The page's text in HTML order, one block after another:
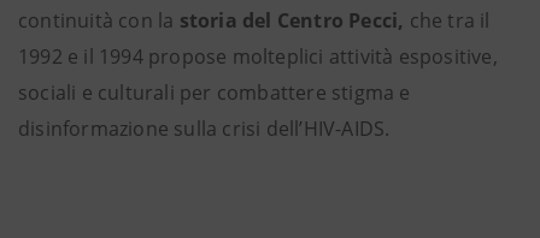
continuità con la storia del Centro Pecci, che tra il
1992 e il 1994 propose molteplici attività espositive,
sociali e culturali per combattere stigma e
disinformazione sulla crisi dell’HIV-AIDS.